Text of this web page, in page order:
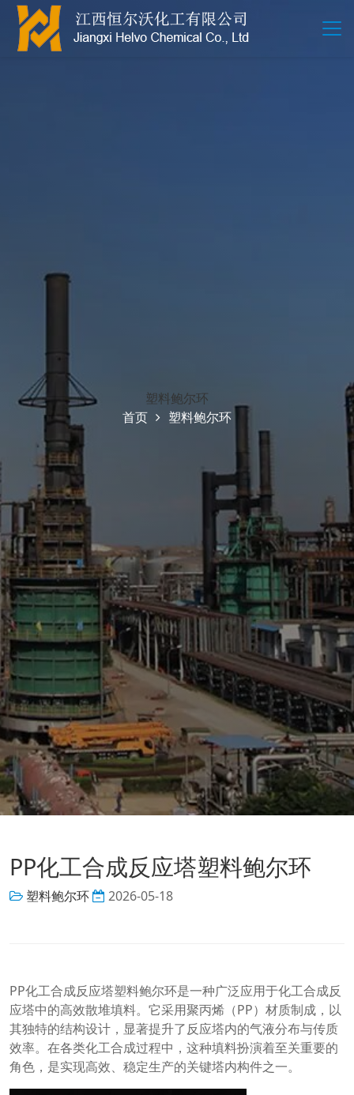
塑料鲍尔环
首页
塑料鲍尔环
PP化工合成反应塔塑料鲍尔环
塑料鲍尔环 2026-05-18
PP化工合成反应塔塑料鲍尔环是一种广泛应用于化工合成反
应塔中的高效散堆填料。它采用聚丙烯（PP）材质制成，以
其独特的结构设计，显著提升了反应塔内的气液分布与传质
效率。在各类化工合成过程中，这种填料扮演着至关重要的
角色，是实现高效、稳定生产的关键塔内构件之一。